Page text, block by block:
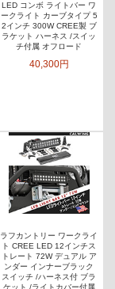
LED コンボ ライトバー ワ
ークライト カーブタイプ 5
2インチ 300W CREE製 ブ
ラケット ハーネス /スイッ
チ付属 オフロード
40,300円
ラフカントリー ワークライ
ト CREE LED 12インチス
トレート 72W デュアル ア
ンダー インナーブラック
スイッチ /ハーネス付 ブラ
ケット /ライトカバー付属